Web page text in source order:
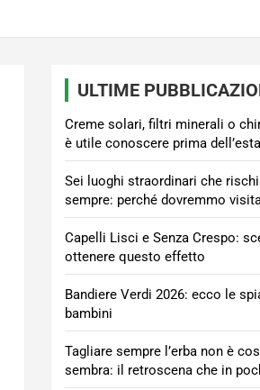
ULTIME
Creme solari, filtri minerali o
è utile conoscere prima
Sei luoghi straordinari che
sempre: perché dovremmo
Capelli Lisci e Senza Crespo:
ottenere questo effetto
Bandiere Verdi 2026: ecco le
bambini
Tagliare sempre l’erba non è
sembra: il retroscena che in